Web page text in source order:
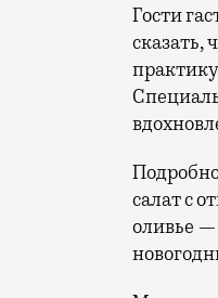
Гости
сказать,
салат с
оливье —